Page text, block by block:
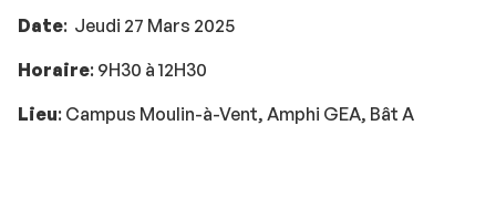
Date: Jeudi 27 Mars 2025
Horaire: 9H30 à 12H30
Lieu: Campus Moulin-à-Vent, Amphi GEA, Bât A